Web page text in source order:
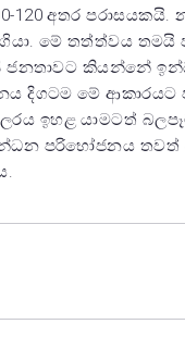
අතර පරාසයකයි.
මේ තත්ත්වය
ජනතාවට කියන්නේ
දිගටම මේ
ඉහළ යාමටත්
පරිභෝජනය තවත්